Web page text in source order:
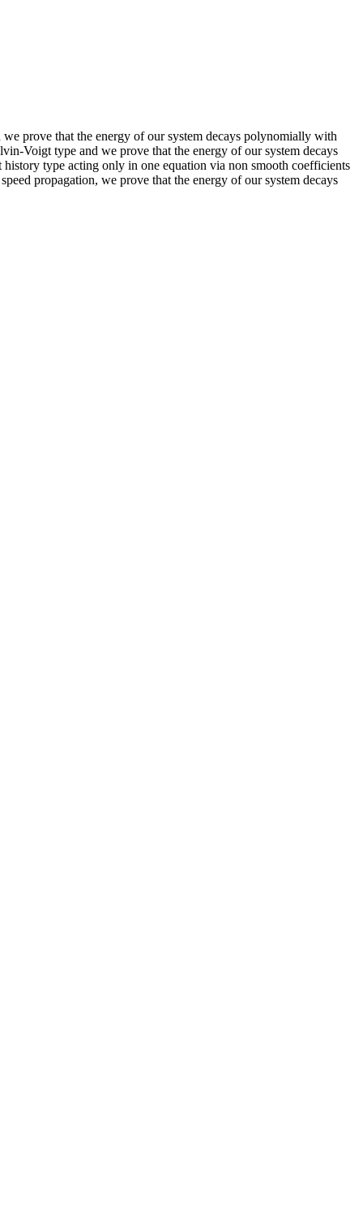
prove that the energy of our system decays polynomially with
Voigt type and we prove that the energy of our system decays
type acting only in one equation via non smooth coefficients
propagation, we prove that the energy of our system decays